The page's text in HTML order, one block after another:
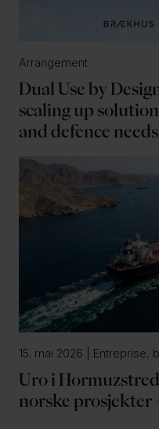
Arrangement
Dual Use by
scaling up
and defence needs
15. mai 2026 | Entreprise,
Uro i
norske prosjekter